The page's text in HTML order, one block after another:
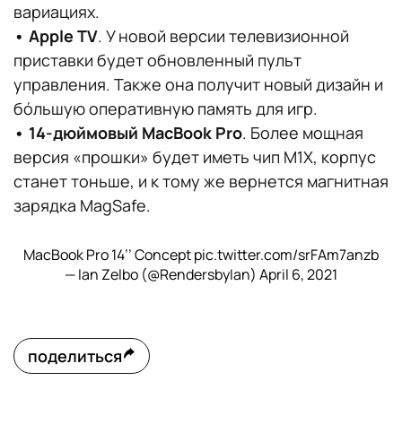
вариациях.
• Apple TV. У новой версии телевизионной
приставки будет обновленный пульт
управления. Также она получит новый дизайн и
бóльшую оперативную память для игр.
• 14-дюймовый MacBook Pro. Более мощная
версия «прошки» будет иметь чип M1X, корпус
станет тоньше, и к тому же вернется магнитная
зарядка MagSafe.
MacBook Pro 14’’ Conceptpic.twitter.com/srFAm7anzb
— Ian Zelbo (@RendersbyIan) April 6, 2021
поделиться